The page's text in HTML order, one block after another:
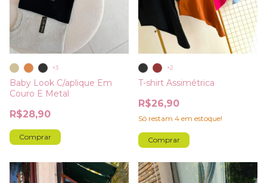
Baby Look C/aplique Em
Couro E Metal
R$28,90
+3
Comprar
T-shirt Assimétrica
R$26,90
Só restam 4 em estoque!
+2
Comprar